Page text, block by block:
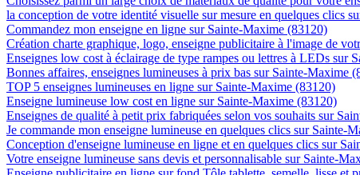
la conception de votre identité visuelle sur mesure en quelques clics
Commandez mon enseigne en ligne sur Sainte-Maxime (83120)
Création charte graphique, logo, enseigne publicitaire à l'image de
Enseignes low cost à éclairage de type rampes ou lettres à LEDs sur
Bonnes affaires, enseignes lumineuses à prix bas sur Sainte-Maxime
TOP 5 enseignes lumineuses en ligne sur Sainte-Maxime (83120)
Enseigne lumineuse low cost en ligne sur Sainte-Maxime (83120)
Enseignes de qualité à petit prix fabriquées selon vos souhaits sur
Je commande mon enseigne lumineuse en quelques clics sur Sainte-
Conception d'enseigne lumineuse en ligne et en quelques clics sur
Votre enseigne lumineuse sans devis et personnalisable sur Sainte-